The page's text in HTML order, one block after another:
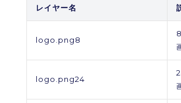
レイヤー名
logo.png8
logo.png24